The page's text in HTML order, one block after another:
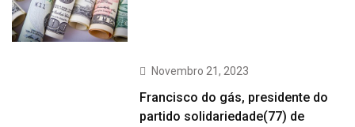
Novembro 21, 2023
Francisco do gás, presidente do
partido solidariedade(77) de